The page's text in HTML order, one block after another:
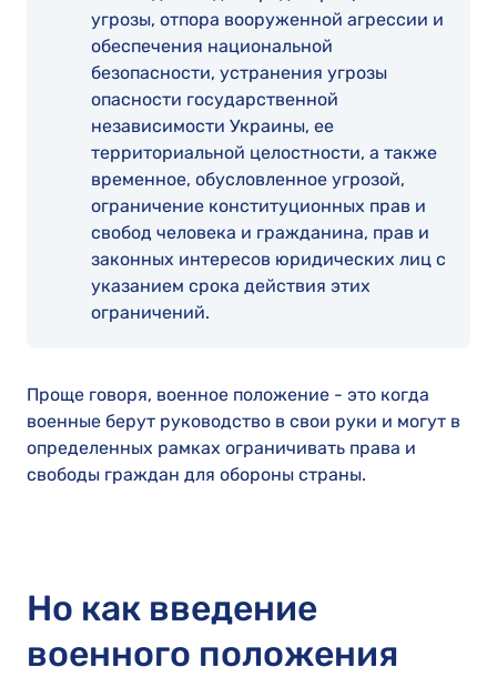
угрозы, отпора вооруженной агрессии и
обеспечения национальной
безопасности, устранения угрозы
опасности государственной
независимости Украины, ее
территориальной целостности, а также
временное, обусловленное угрозой,
ограничение конституционных прав и
свобод человека и гражданина, прав и
законных интересов юридических лиц с
указанием срока действия этих
ограничений.
Проще говоря, военное положение - это когда
военные берут руководство в свои руки и могут в
определенных рамках ограничивать права и
свободы граждан для обороны страны.
Но как введение
военного положения